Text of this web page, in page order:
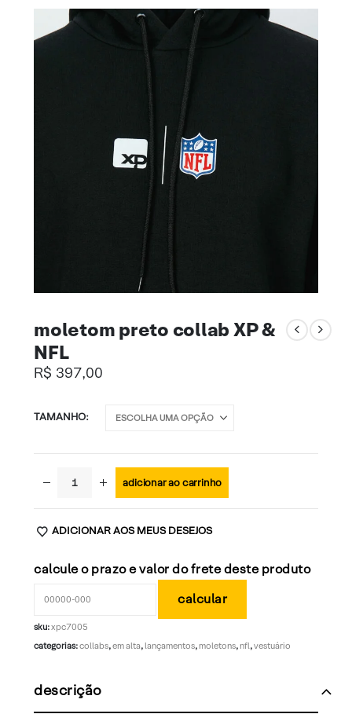
moletom preto collab XP &
NFL
R$ 397,00
TAMANHO
adicionar ao carrinho
ADICIONAR AOS MEUS DESEJOS
calcule o prazo e valor do frete deste produto
sku:xpc7005
categorias:collabs,em alta, lançamentos, moletons, nfl,vestuário
descrição